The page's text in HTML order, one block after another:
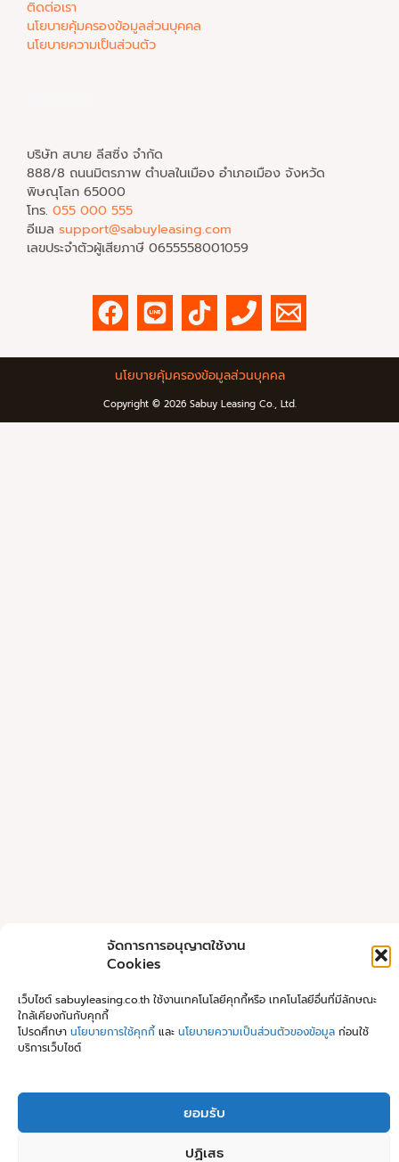
จัดการการอนุญาตใช้งาน
Cookies
เว็บไซต์ sabuyleasing.co.th ใช้งานเทคโนโลยีคุกกี้หรือ เทคโนโลยีอื่นที่มีลักษณะ
ใกล้เคียงกันกับคุกกี้
โปรดศึกษา นโยบายการใช้คุกกี้ และ นโยบายความเป็นส่วนตัวของข้อมูล ก่อนใช้
บริการเว็บไซต์
ยอมรับ
ปฏิเสธ
ติดต่อเรา
นโยบายคุ้มครองข้อมูลส่วนบุคคล
นโยบายความเป็นส่วนตัว
บริษัท สบาย ลีสซิ่ง จำกัด
888/8 ถนนมิตรภาพ ตำบลในเมือง อำเภอเมือง จังหวัด
พิษณุโลก 65000
โทร. 055 000 555
อีเมล support@sabuyleasing.com
เลขประจำตัวผู้เสียภาษี 0655558001059
นโยบายคุ้มครองข้อมูลส่วนบุคคล
Copyright © 2026 Sabuy Leasing Co., Ltd.